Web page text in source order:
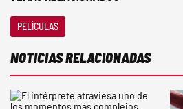
PELÍCULAS
NOTICIAS RELACIONADAS